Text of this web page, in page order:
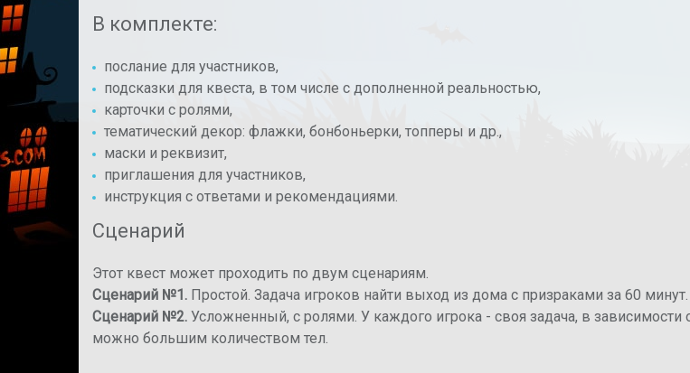
В комплекте:
послание для участников,
подсказки для квеста, в том числе с дополненной реальностью,
карточки с ролями,
тематический декор: флажки, бонбоньерки, топперы и др.,
маски и реквизит,
приглашения для участников,
инструкция с ответами и рекомендациями.
Сценарий
Этот квест может проходить по двум сценариям.
Сценарий №1. Простой. Задача игроков найти выход из дома с призраками за 60 минут.
Сценарий №2. Усложненный, с ролями. У каждого игрока - своя задача, в
можно большим количеством тел.